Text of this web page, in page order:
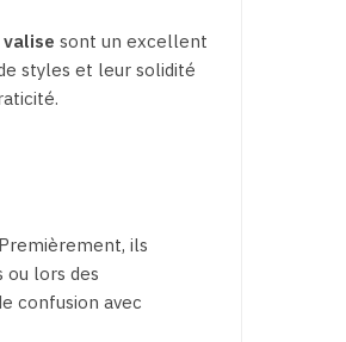
sont un excellent
styles et leur solidité
ils
lors des
confusion avec